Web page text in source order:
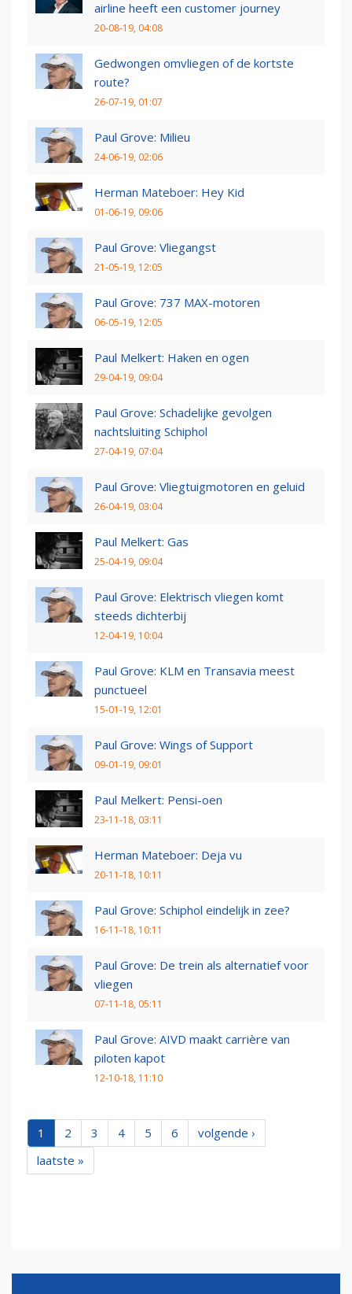
airline heeft een customer journey
20-08-19, 04:08
Gedwongen omvliegen of de kortste
route?
26-07-19, 01:07
Paul Grove: Milieu
24-06-19, 02:06
Herman Mateboer: Hey Kid
01-06-19, 09:06
Paul Grove: Vliegangst
21-05-19, 12:05
Paul Grove: 737 MAX-motoren
06-05-19, 12:05
Paul Melkert: Haken en ogen
29-04-19, 09:04
Paul Grove: Schadelijke gevolgen
nachtsluiting Schiphol
27-04-19, 07:04
Paul Grove: Vliegtuigmotoren en geluid
26-04-19, 03:04
Paul Melkert: Gas
25-04-19, 09:04
Paul Grove: Elektrisch vliegen komt
steeds dichterbij
12-04-19, 10:04
Paul Grove: KLM en Transavia meest
punctueel
15-01-19, 12:01
Paul Grove: Wings of Support
09-01-19, 09:01
Paul Melkert: Pensi-oen
23-11-18, 03:11
Herman Mateboer: Deja vu
20-11-18, 10:11
Paul Grove: Schiphol eindelijk in zee?
16-11-18, 10:11
Paul Grove: De trein als alternatief voor
vliegen
07-11-18, 05:11
Paul Grove: AIVD maakt carrière van
piloten kapot
12-10-18, 11:10
1 2 3 4 5 6
volgende ›
laatste »